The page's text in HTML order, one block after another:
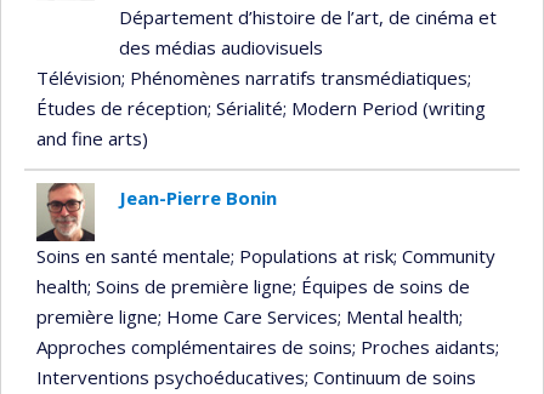
Département d’histoire de l’art, de cinéma et
des médias audiovisuels
Télévision; Phénomènes narratifs transmédiatiques;
Études de réception; Sérialité; Modern Period (writing
and fine arts)
Jean-Pierre Bonin
Soins en santé mentale; Populations at risk; Community
health; Soins de première ligne; Équipes de soins de
première ligne; Home Care Services; Mental health;
Approches complémentaires de soins; Proches aidants;
Interventions psychoéducatives; Continuum de soins